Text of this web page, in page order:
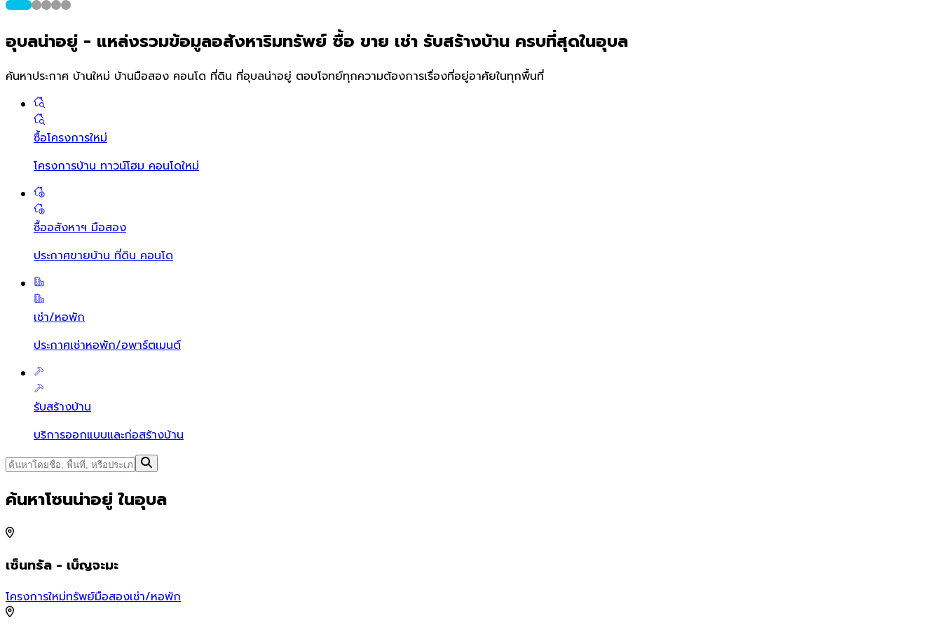
อุบลน่าอยู่ - แหล่งรวมข้อมูลอสังหาริมทรัพย์ ซื้อ ขาย เช่า รับสร้างบ้าน ครบที่สุดในอุบล
ค้นหาประกาศ บ้านใหม่ บ้านมือสอง คอนโด ที่ดิน ที่อุบลน่าอยู่ ตอบโจทย์ทุกความต้องการเรื่องที่อยู่อาศัยในทุกพื้นที่
ซื้อโครงการใหม่
โครงการบ้าน ทาวน์โฮม คอนโดใหม่
ซื้ออสังหาฯ มือสอง
ประกาศขายบ้าน ที่ดิน คอนโด
เช่า/หอพัก
ประกาศเช่าหอพัก/อพาร์ตเมนต์
รับสร้างบ้าน
บริการออกแบบและก่อสร้างบ้าน
ค้นหาโซนน่าอยู่ ในอุบล
เซ็นทรัล - เบ็ญจะมะ
โครงการใหม่ทรัพย์มือสองเช่า/หอพัก